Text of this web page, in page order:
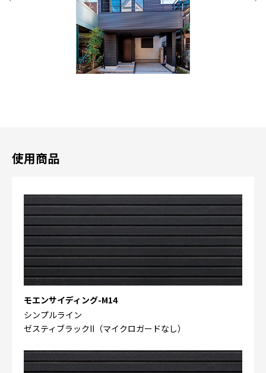
使用商品
モエンサイディング-M14
シンプルライン
ゼスティブラックII（マイクロガードなし）